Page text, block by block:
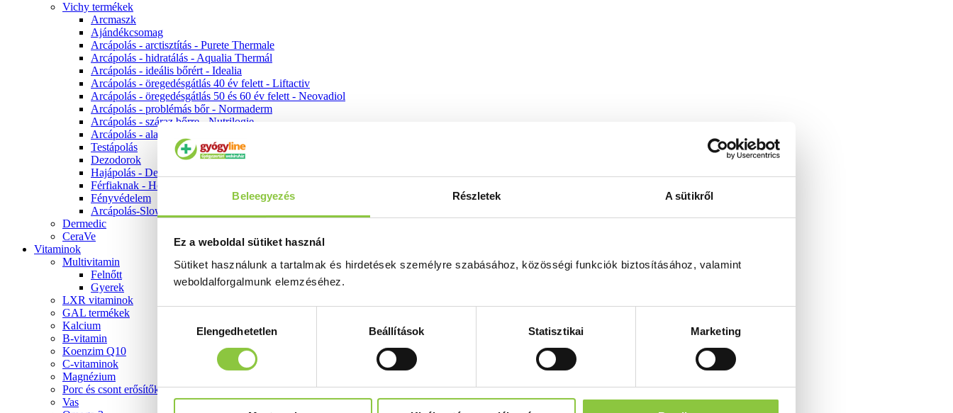
Beleegyezés Részletek A sütikről
Ez a weboldal sütiket használ
Sütiket használunk a tartalmak és hirdetések személyre szabásához, közösségi funkciók biztosításához, valamint
weboldalforgalmunk elemzéséhez.
kiválasztásaElengedhetetlen Beállítások Statisztikai Marketing
Vichy termékek
Arcmaszk
Ajándékcsomag
Arcápolás - arctisztítás - Purete Thermale
Arcápolás - hidratálás - Aqualia Thermál
Arcápolás - ideális bőrért - Idealia
Arcápolás - öregedésgátlás 40 év felett - Liftactiv
Arcápolás - öregedésgátlás 50 és 60 év felett - Neovadiol
Arcápolás - problémás bőr - Normaderm
Arcápolás - száraz bőrre - Nutrilogie
Arcápolás - alapozók
Testápolás
Dezodorok
Hajápolás - Dercos
Férfiaknak - Homme
Fényvédelem
Arcápolás-Slow Age
Dermedic
CeraVe
Vitaminok
Multivitamin
Felnőtt
Gyerek
LXR vitaminok
GAL termékek
Kalcium
B-vitamin
Koenzim Q10
C-vitaminok
Magnézium
Porc és csont erősítők
Vas